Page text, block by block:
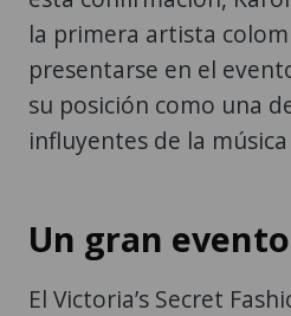
la primera artista
presentarse en el
su posición como una
influyentes de la
Un gran evento
El Victoria’s Secret